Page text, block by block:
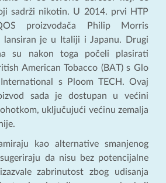
sadrži nikotin. U 2014. prvi HTP
proizvođača Philip Morris
lansiran je u Italiji i Japanu. Drugi
su nakon toga počeli plasirati
American Tobacco (BAT) s Glo
s Ploom TECH. Ovaj
sada je dostupan u većini
uključujući većinu zemalja
kao alternative smanjenog
da nisu bez potencijalne
zabrinutost zbog udisanja